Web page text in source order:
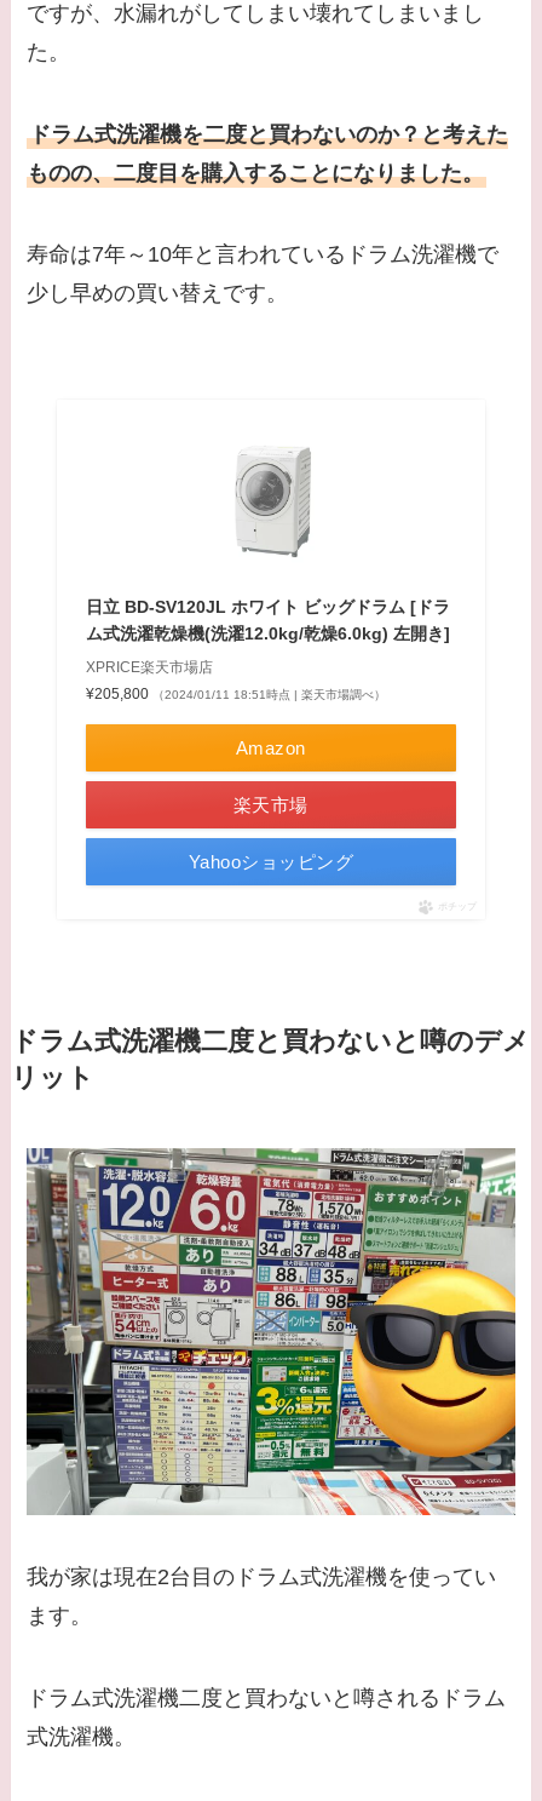
ですが、水漏れがしてしまい壊れてしまいまし
た。
ドラム式洗濯機を二度と買わないのか？と考えた
ものの、二度目を購入することになりました。
寿命は7年～10年と言われているドラム洗濯機で
少し早めの買い替えです。
日立 BD-SV120JL ホワイト ビッグドラム [ドラ
ム式洗濯乾燥機(洗濯12.0kg/乾燥6.0kg) 左開き]
XPRICE楽天市場店
¥205,800
（2024/01/11 18:51時点 | 楽天市場調べ）
Amazon
楽天市場
Yahooショッピング
ポチップ
ドラム式洗濯機二度と買わないと噂のデメ
リット
我が家は現在2台目のドラム式洗濯機を使ってい
ます。
ドラム式洗濯機二度と買わないと噂されるドラム
式洗濯機。